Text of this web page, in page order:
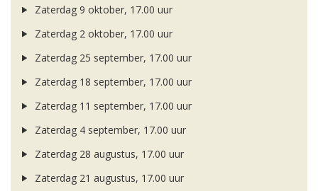
Zaterdag 9 oktober, 17.00 uur
Zaterdag 2 oktober, 17.00 uur
Zaterdag 25 september, 17.00 uur
Zaterdag 18 september, 17.00 uur
Zaterdag 11 september, 17.00 uur
Zaterdag 4 september, 17.00 uur
Zaterdag 28 augustus, 17.00 uur
Zaterdag 21 augustus, 17.00 uur